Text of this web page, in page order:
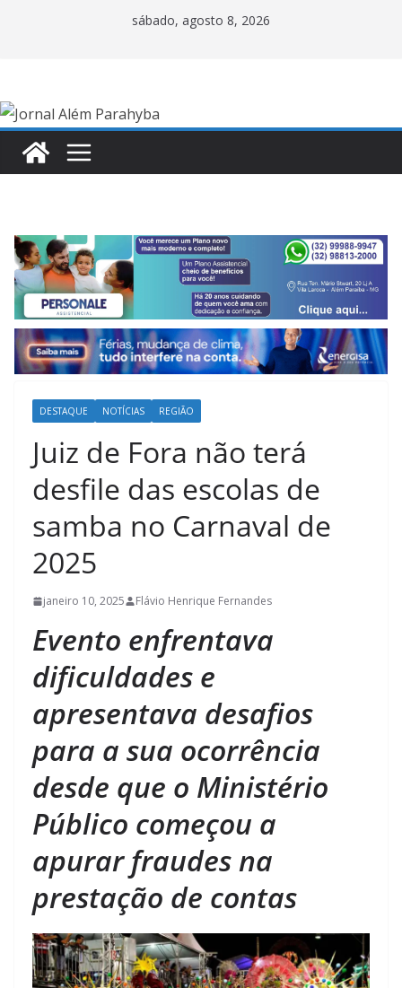
sábado, agosto 8, 2026
DESTAQUE NOTÍCIAS REGIÃO
Juiz de Fora não terá
desfile das escolas de
samba no Carnaval de
2025
janeiro 10, 2025 Flávio Henrique Fernandes
Evento enfrentava
dificuldades e
apresentava desafios
para a sua ocorrência
desde que o Ministério
Público começou a
apurar fraudes na
prestação de contas